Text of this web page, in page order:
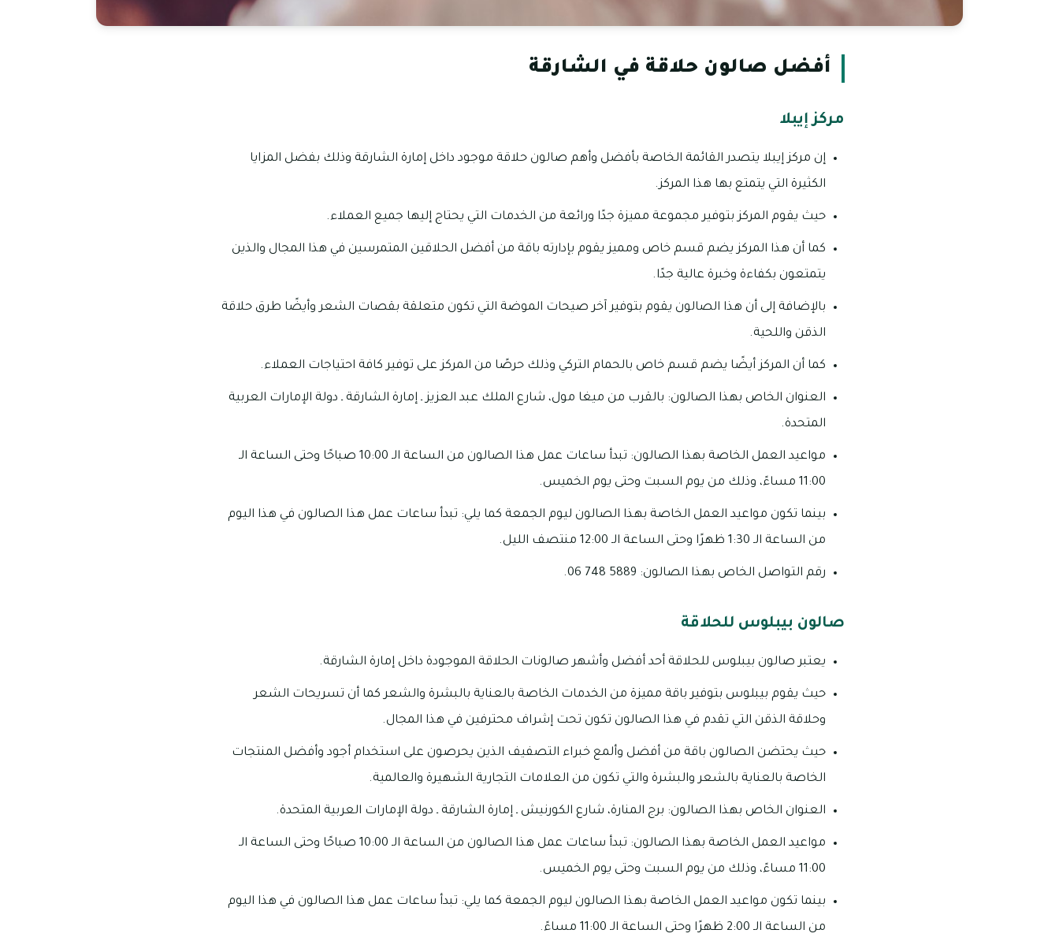
أفضل صالون حلاقة في الشارقة
مركز إيبلا
إن مركز إيبلا يتصدر القائمة الخاصة بأفضل وأهم صالون حلاقة موجود داخل إمارة الشارقة وذلك بفضل المزايا
الكثيرة التي يتمتع بها هذا المركز.
حيث يقوم المركز بتوفير مجموعة مميزة جدًا ورائعة من الخدمات التي يحتاج إليها جميع العملاء.
كما أن هذا المركز يضم قسم خاص ومميز يقوم بإدارته باقة من أفضل الحلاقين المتمرسين في هذا المجال والذين
يتمتعون بكفاءة وخبرة عالية جدًا.
بالإضافة إلى أن هذا الصالون يقوم بتوفير آخر صيحات الموضة التي تكون متعلقة بقصات الشعر وأيضًا طرق حلاقة
الذقن واللحية.
كما أن المركز أيضًا يضم قسم خاص بالحمام التركي وذلك حرصًا من المركز على توفير كافة احتياجات العملاء.
العنوان الخاص بهذا الصالون: بالقرب من ميغا مول، شارع الملك عبد العزيز ـ إمارة الشارقة ـ دولة الإمارات العربية
المتحدة.
مواعيد العمل الخاصة بهذا الصالون: تبدأ ساعات عمل هذا الصالون من الساعة الـ 10:00 صباحًا وحتى الساعة الـ
11:00 مساءً، وذلك من يوم السبت وحتى يوم الخميس.
بينما تكون مواعيد العمل الخاصة بهذا الصالون ليوم الجمعة كما يلي: تبدأ ساعات عمل هذا الصالون في هذا اليوم
من الساعة الـ 1:30 ظهرًا وحتى الساعة الـ 12:00 منتصف الليل.
رقم التواصل الخاص بهذا الصالون: 5889 748 06.
صالون بيبلوس للحلاقة
يعتبر صالون بيبلوس للحلاقة أحد أفضل وأشهر صالونات الحلاقة الموجودة داخل إمارة الشارقة.
حيث يقوم بيبلوس بتوفير باقة مميزة من الخدمات الخاصة بالعناية بالبشرة والشعر كما أن تسريحات الشعر
وحلاقة الذقن التي تقدم في هذا الصالون تكون تحت إشراف محترفين في هذا المجال.
حيث يحتضن الصالون باقة من أفضل وألمع خبراء التصفيف الذين يحرصون على استخدام أجود وأفضل المنتجات
الخاصة بالعناية بالشعر والبشرة والتي تكون من العلامات التجارية الشهيرة والعالمية.
العنوان الخاص بهذا الصالون: برج المنارة، شارع الكورنيش ـ إمارة الشارقة ـ دولة الإمارات العربية المتحدة.
مواعيد العمل الخاصة بهذا الصالون: تبدأ ساعات عمل هذا الصالون من الساعة الـ 10:00 صباحًا وحتى الساعة الـ
11:00 مساءً، وذلك من يوم السبت وحتى يوم الخميس.
بينما تكون مواعيد العمل الخاصة بهذا الصالون ليوم الجمعة كما يلي: تبدأ ساعات عمل هذا الصالون في هذا اليوم
من الساعة الـ 2:00 ظهرًا وحتى الساعة الـ 11:00 مساءً.